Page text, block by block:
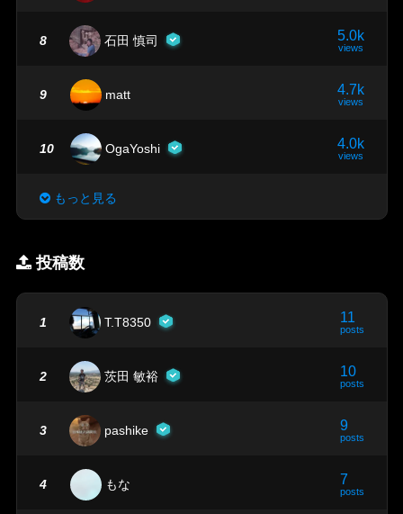
8 石田 慎司 5.0k
views
9 matt 4.7k
views
10 OgaYoshi 4.0k
views
もっと見る
投稿数
1 T.T8350 11
posts
2 茨田 敏裕 10
posts
3 pashike 9
posts
4 もな 7
posts